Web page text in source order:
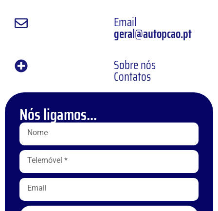
Email
geral@autopcao.pt
Sobre nós
Contatos
Nós ligamos...